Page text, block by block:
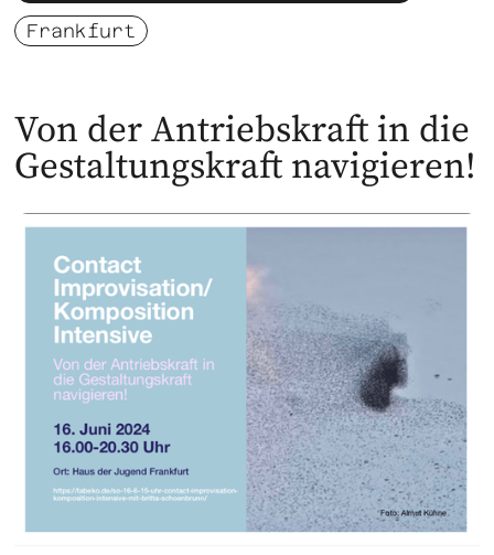
Frankfurt
Von der Antriebskraft in die
Gestaltungskraft navigieren!